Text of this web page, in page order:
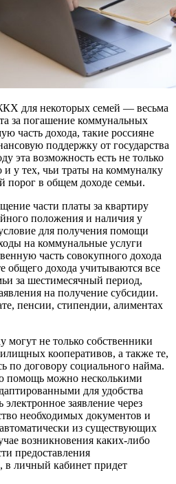
для некоторых семей — весьма
за погашение коммунальных
часть дохода, такие россияне
поддержку от государства
эта возможность есть не только
у тех, чьи траты на коммуналку
в общем доходе семьи.
части платы за квартиру
положения и наличия у
для получения помощи
на коммунальные услуги
часть совокупного дохода
общего дохода учитываются все
за шестимесячный период,
на получение субсидии.
пенсии, стипендии, алиментах
могут не только собственники
кооперативов, а также те,
по договору социального найма.
помощь можно несколькими
для удобства
заявление через
необходимых документов и
из существующих
возникновения каких-либо
предоставления
в личный кабинет придет